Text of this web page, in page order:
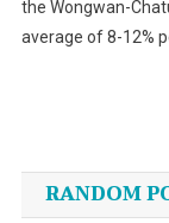
the Wongwan-
average of 8-12%
RANDOM